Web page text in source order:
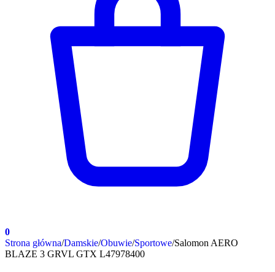
0
Strona główna/Damskie/Obuwie/Sportowe/Salomon AERO
BLAZE 3 GRVL GTX L47978400